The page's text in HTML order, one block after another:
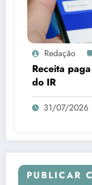
Redação
Receita
do IR
31/07/2026
PUBLICAR